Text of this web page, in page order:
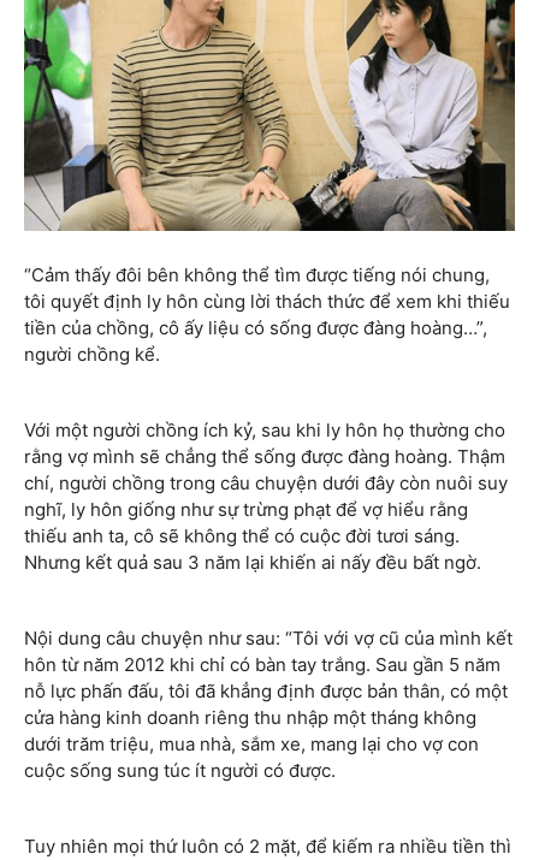
“Cảm thấy đôi bên không thể tìm được tiếng nói chung,
tôi quyết định ly hôn cùng lời thách thức để xem khi thiếu
tiền của chồng, cô ấy liệu có sống được đàng hoàng…”,
người chồng kể.
Với một người chồng ích kỷ, sau khi ly hôn họ thường cho
rằng vợ mình sẽ chẳng thể sống được đàng hoàng. Thậm
chí, người chồng trong câu chuyện dưới đây còn nuôi suy
nghĩ, ly hôn giống như sự trừng phạt để vợ hiểu rằng
thiếu anh ta, cô sẽ không thể có cuộc đời tươi sáng.
Nhưng kết quả sau 3 năm lại khiến ai nấy đều bất ngờ.
Nội dung câu chuyện như sau: “Tôi với vợ cũ của mình kết
hôn từ năm 2012 khi chỉ có bàn tay trắng. Sau gần 5 năm
nỗ lực phấn đấu, tôi đã khẳng định được bản thân, có một
cửa hàng kinh doanh riêng thu nhập một tháng không
dưới trăm triệu, mua nhà, sắm xe, mang lại cho vợ con
cuộc sống sung túc ít người có được.
Tuy nhiên mọi thứ luôn có 2 mặt, để kiếm ra nhiều tiền thì